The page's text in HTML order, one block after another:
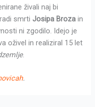
živali naj bi
smrti Josipa Broza in
ni zgodilo. Idejo je
oživel in realiziral 15 let
.
.